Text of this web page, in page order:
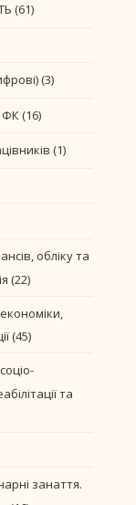
(61)
(3)
ФК(16)
(1)
обліку та
(22)
(45)
та
занаття.